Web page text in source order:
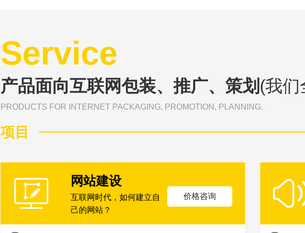
Service
产品面向互联网包装、推广、策划 (我们
PRODUCTS FOR INTERNET PACKAGING, PROMOTION, PLANNING.
项目
网站建设
互联网时代，如何建立自
己的网站？
价格咨询